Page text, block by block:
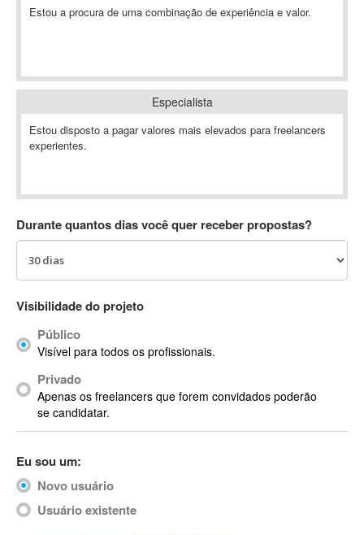
ABBYY FineReader
Ableton
Ableton Push
Abstract
AC3
ACID Pro
ACPI
Acrobat
Acrobat X
Acronis
ACT
Actimize
ActionScript
ActionScript 3
Estou a procura de uma combinação de experiência e valor.
Especialista
Estou disposto a pagar valores mais elevados para freelancers
experientes.
Durante quantos dias você quer receber propostas?
Visibilidade do projeto
Público
Visível para todos os profissionais.
Privado
Apenas os freelancers que forem convidados poderão
se candidatar.
Eu sou um:
Novo usuário
Usuário existente